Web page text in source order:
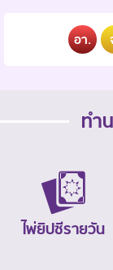
อา.
ทำ
ไพ่ยิปซีรายวัน